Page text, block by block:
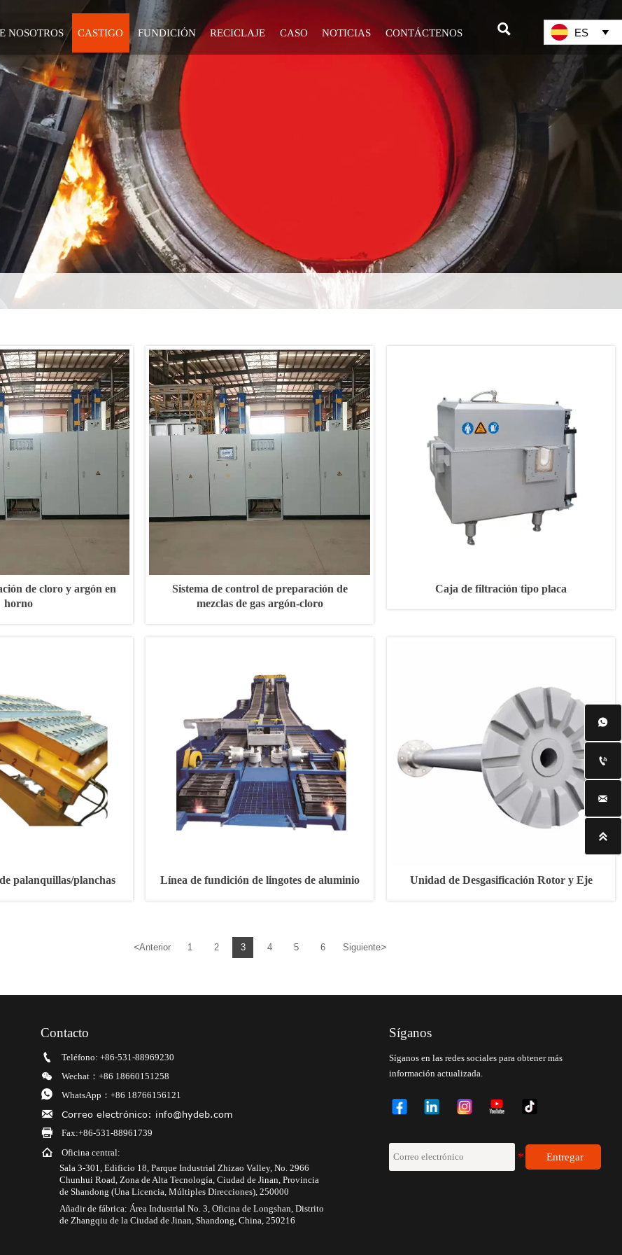
NOSOTROS CASTIGO FUNDICIÓN RECICLAJE CASO NOTICIAS CONTÁCTENOS  ES 
de cloro y argón en
horno
Sistema de control de preparación de
mezclas de gas argón-cloro
Caja de filtración tipo placa
palanquillas/planchas Línea de fundición de lingotes de aluminio Unidad de Desgasificación Rotor y Eje
<Anterior 1 2 3 4 5 6 Siguiente>
Contacto
 Teléfono: +86-531-88969230
 Wechat：+86 18660151258
 WhatsApp：+86 18766156121
 Correo electrónico: info@hydeb.com
 Fax:+86-531-88961739

Oficina central:
Sala 3-301, Edificio 18, Parque Industrial Zhizao Valley, No. 2966
Chunhui Road, Zona de Alta Tecnología, Ciudad de Jinan, Provincia
de Shandong (Una Licencia, Múltiples Direcciones), 250000
Añadir de fábrica: Área Industrial No. 3, Oficina de Longshan, Distrito
de Zhangqiu de la Ciudad de Jinan, Shandong, China, 250216
Síganos
Síganos en las redes sociales para obtener más
información actualizada.
Entregar



